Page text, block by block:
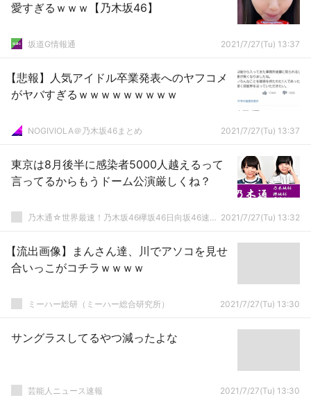
愛すぎるｗｗｗ【乃木坂46】
坂道G情報通 2021/7/27(Tu) 13:37
【悲報】人気アイドル卒業発表へのヤフコメ
がヤバすぎるｗｗｗｗｗｗｗｗｗ
NOGIVIOLA＠乃木坂46まとめ 2021/7/27(Tu) 13:37
東京は8月後半に感染者5000人越えるって
言ってるからもうドーム公演厳しくね？
乃木通☆世界最速！乃木坂46欅坂46日向坂46速報まとめ 2021/7/27(Tu) 13:32
【流出画像】まんさん達、川でアソコを見せ
合いっこがコチラｗｗｗｗ
ミーハー総研（ミーハー総合研究所） 2021/7/27(Tu) 13:30
サングラスしてるやつ減ったよな
芸能人ニュース速報 2021/7/27(Tu) 13:30